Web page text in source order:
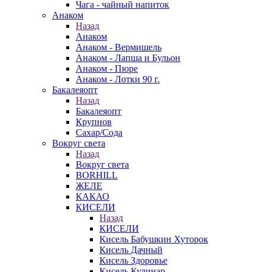
Чага - чайный напиток
Анаком
Назад
Анаком
Анаком - Вермишель
Анаком - Лапша и Бульон
Анаком - Пюре
Анаком - Лотки 90 г.
Бакалеяопт
Назад
Бакалеяопт
Крупнов
Сахар/Сода
Вокруг света
Назад
Вокруг света
BORHILL
ЖЕЛЕ
КАКАО
КИСЕЛИ
Назад
КИСЕЛИ
Кисель Бабушкин Хуторок
Кисель Дачный
Кисель Здоровье